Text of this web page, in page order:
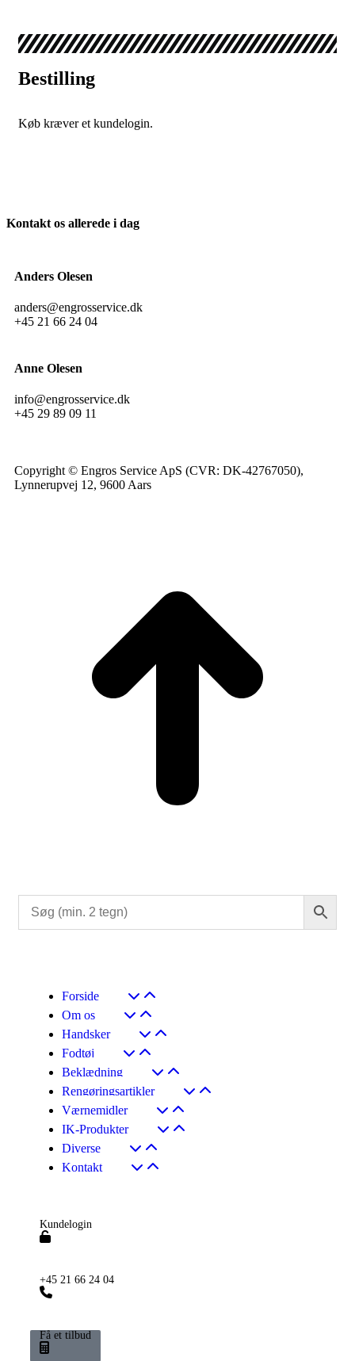
Bestilling
Køb kræver et kundelogin.
Kontakt os allerede i dag
Anders Olesen
anders@engrosservice.dk
+45 21 66 24 04
Anne Olesen
info@engrosservice.dk
+45 29 89 09 11
Copyright © Engros Service ApS (CVR: DK-42767050),
Lynnerupvej 12, 9600 Aars
Forside
Om os
Handsker
Fodtøj
Beklædning
Rengøringsartikler
Værnemidler
IK-Produkter
Diverse
Kontakt
Kundelogin
+45 21 66 24 04
Få et tilbud